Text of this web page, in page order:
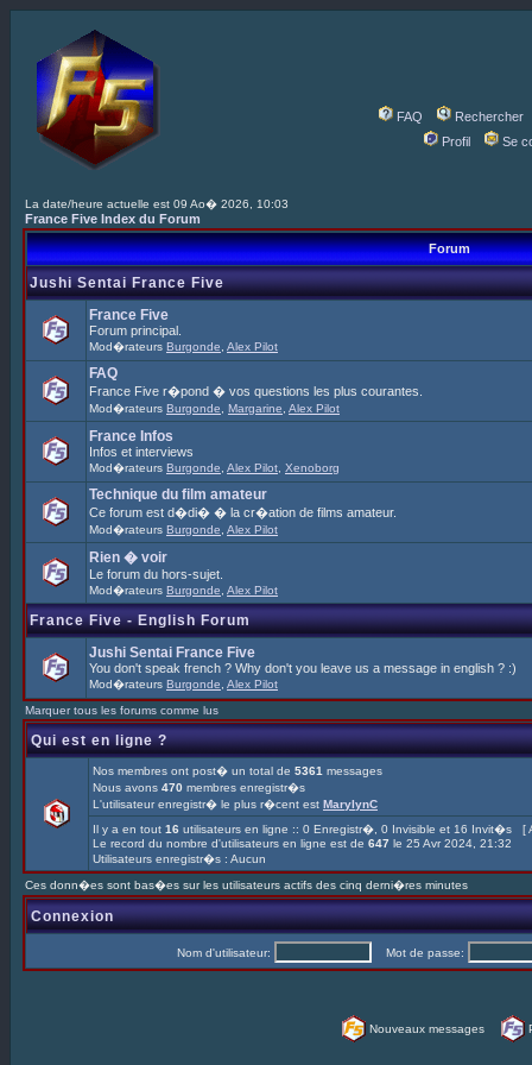
FAQ
Rechercher
Profil
Se
La date/heure actuelle est 09 Ao� 2026, 10:03
France Five Index du Forum
Forum
Jushi Sentai France Five
France Five
Forum principal.
Mod�rateurs Burgonde Alex Pilot
FAQ
France Five r�pond � vos questions les plus courantes.
Mod�rateurs Burgonde Margarine Alex Pilot
France Infos
Infos et interviews
Mod�rateurs Burgonde Alex Pilot Xenoborg
Technique du film amateur
Ce forum est d�di� � la cr�ation de films amateur.
Mod�rateurs Burgonde Alex Pilot
Rien � voir
Le forum du hors-sujet.
Mod�rateurs Burgonde Alex Pilot
France Five - English Forum
Jushi Sentai France Five
You don't speak french ? Why don't you leave us a message in english ? :)
Mod�rateurs Burgonde Alex Pilot
Marquer tous les forums comme lus
Qui est en ligne ?
Nos membres ont post� un total de 5361 messages
Nous avons 470 membres enregistr�s
L'utilisateur enregistr� le plus r�cent est MarylynC
Il y a en tout 16 utilisateurs en ligne :: 0 Enregistr�, 0 Invisible et 16 Invit�s [
Le record du nombre d'utilisateurs en ligne est de 647 le 25 Avr 2024, 21:32
Utilisateurs enregistr�s : Aucun
Ces donn�es sont bas�es sur les utilisateurs actifs des cinq derni�res minutes
Connexion
Nom d'utilisateur: Mot de passe:
Nouveaux messages